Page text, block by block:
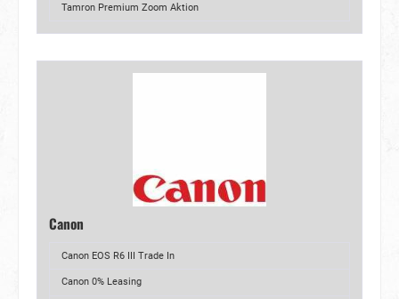
Tamron Premium Zoom Aktion
Canon
Canon EOS R6 III Trade In
Canon 0% Leasing